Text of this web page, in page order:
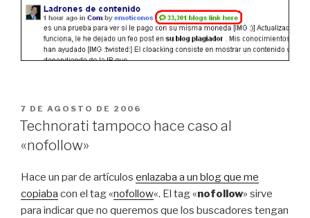
PUBLICADO
EL
7 DE AGOSTO DE 2006
Technorati tampoco hace caso al
«nofollow»
Hace un par de artículos enlazaba a un blog que me
copiaba con el tag «nofollow«. El tag «nofollow» sirve
para indicar que no queremos que los buscadores tengan